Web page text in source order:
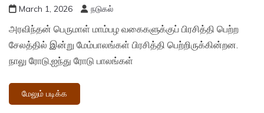
March 1, 2026 நடுகல்
அரவிந்தன் பெருமாள் மாம்பழ வகைகளுக்குப் பிரசித்தி பெற்ற
சேலத்தில் இன்று மேம்பாலங்கள் பிரசித்தி பெற்றிருக்கின்றன.
நாலு ரோடு,ஐந்து ரோடு பாலங்கள்
மேலும் படிக்க